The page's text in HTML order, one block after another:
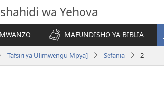
wa Yehova
MWANZO
MAFUNDISHO YA BIBLIA
Tafsiri ya Ulimwengu Mpya] Sefania 2